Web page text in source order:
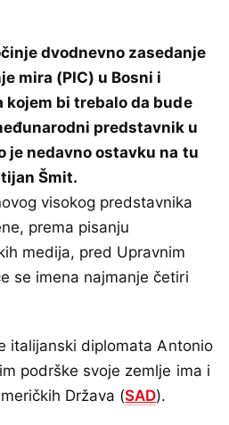
dvodnevno zasedanje
mira (PIC) u Bosni i
kojem bi trebalo da bude
predstavnik u
je nedavno ostavku na tu
Šmit.
visokog predstavnika
prema pisanju
medija, pred Upravnim
se imena najmanje četiri
italijanski diplomata Antonio
podrške svoje zemlje ima i
Država (SAD).